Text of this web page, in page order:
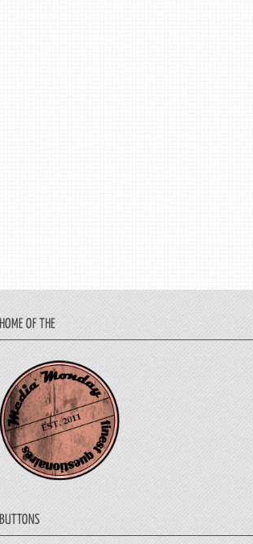
HOME OF THE
BUTTONS